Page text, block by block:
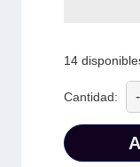
14
Cantidad: -